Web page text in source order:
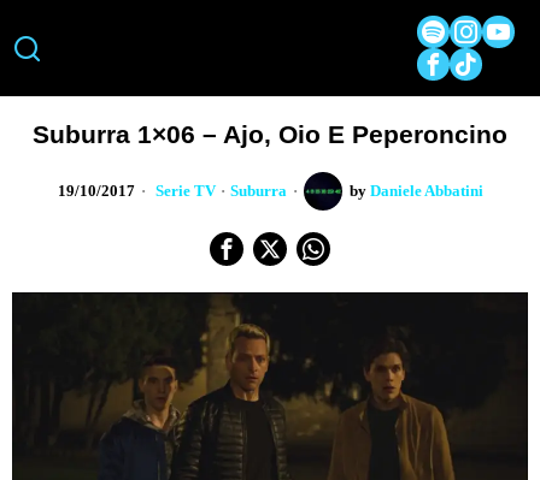
Suburra 1×06 – Ajo, Oio E Peperoncino
19/10/2017 Serie TV · Suburra by Daniele Abbatini